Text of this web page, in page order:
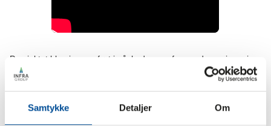
Samtykke Detaljer Om
Prosjektet ble gjennomført i påskedagene for oppdragsgivere i
prosjektet er Betonmast Romerike og Lørenskog kommune.